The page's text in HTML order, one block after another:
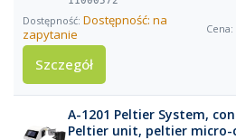
Dostępność: na
zapytanie
Szczegół
A-1201 Peltier System,
Peltier unit, peltier micro-